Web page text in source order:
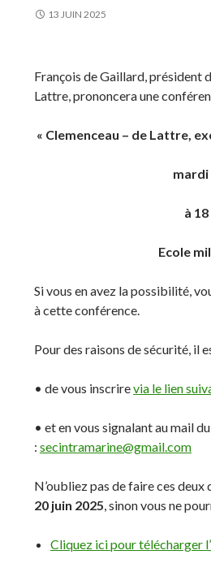
13 JUIN 2025
François de Gaillard, président
Lattre, prononcera une
« Clemenceau – de Lattre,
mardi
à
Ecole
Si vous en avez la possibilité,
à cette conférence.
Pour des raisons de sécurité, il
• de vous inscrirevia le lien
• et en vous signalant au mail
: secintramarine@gmail.com
N’oubliez pas de faire ces
20 juin 2025, sinon vous ne
Cliquez ici pour télécharger